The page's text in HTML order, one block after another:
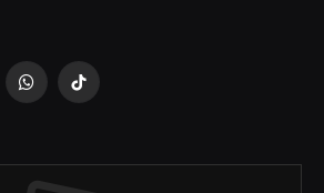
WhatsAppTikTok